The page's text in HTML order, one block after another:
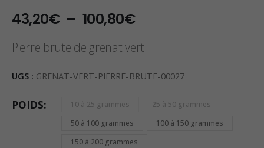
43,20€ – 100,80€Plage
prix :
à
Pierre brute de grenat vert.
UGS : GRENAT-VERT-PIERRE-BRUTE-00027
POIDS 10 à 25 grammes
25 à 50 grammes
50 à 100 grammes
100 à 150 grammes
150 à 200 grammes